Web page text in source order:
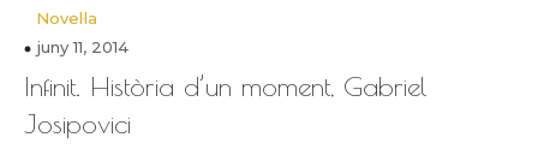
Novel·la
juny 11, 2014
Infinit. Història d’un moment, Gabriel
Josipovici